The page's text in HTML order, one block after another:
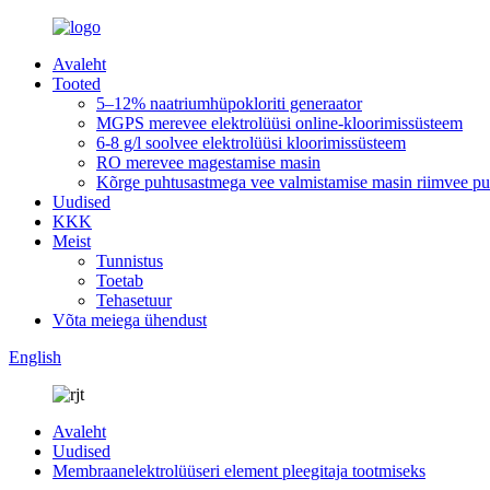
Avaleht
Tooted
5–12% naatriumhüpokloriti generaator
MGPS merevee elektrolüüsi online-kloorimissüsteem
6-8 g/l soolvee elektrolüüsi kloorimissüsteem
RO merevee magestamise masin
Kõrge puhtusastmega vee valmistamise masin riimvee
Uudised
KKK
Meist
Tunnistus
Toetab
Tehasetuur
Võta meiega ühendust
English
Avaleht
Uudised
Membraanelektrolüüseri element pleegitaja tootmiseks